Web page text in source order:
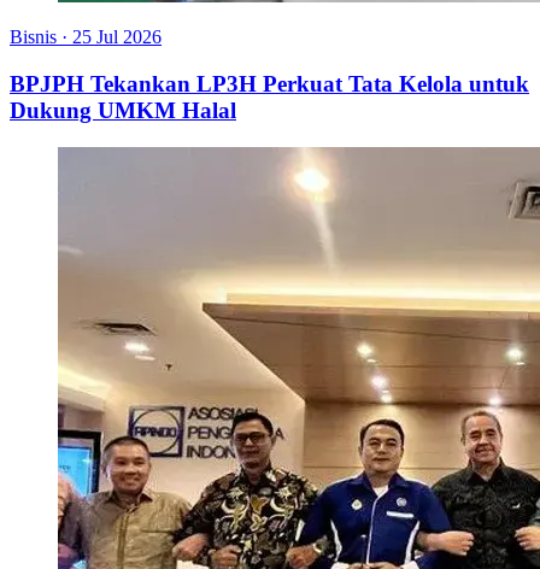
Bisnis · 25 Jul 2026
BPJPH Tekankan LP3H Perkuat Tata Kelola untuk
Dukung UMKM Halal